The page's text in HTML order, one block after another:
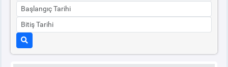
BT HİZMET YÖNETİM SİSTEMİ POLİTİKAMIZ